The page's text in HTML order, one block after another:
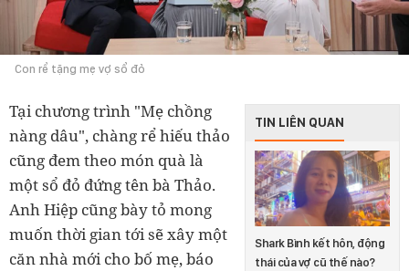
Con rể tặng mẹ vợ sổ đỏ
TIN LIÊN QUAN
Shark Bình kết hôn, động
thái của vợ cũ thế nào?
Tại chương trình "Mẹ chồng
nàng dâu", chàng rể hiếu thảo
cũng đem theo món quà là
một sổ đỏ đứng tên bà Thảo.
Anh Hiệp cũng bày tỏ mong
muốn thời gian tới sẽ xây một
căn nhà mới cho bố mẹ, báo